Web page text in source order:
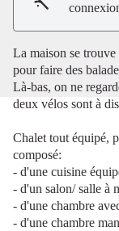
La maison se
pour faire des
Là-bas, on ne
deux vélos sont à
Chalet tout équipé,
composé:
- d'une cuisine
- d'un salon/ salle à
- d'une chambre
- d'une chambre